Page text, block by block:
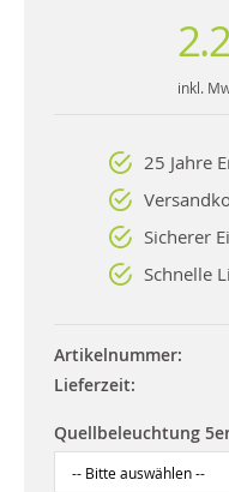
inkl.
25 Jahre
Sicherer
Schnelle
Artikelnummer
Lieferzeit
Quellbeleuchtung